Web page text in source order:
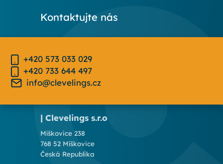
Kontaktujte nás
+420 573 033 029
+420 733 644 497
info@clevelings.cz
| Clevelings s.r.o
Míškovice 238
768 52 Míškovice
Česká Republika